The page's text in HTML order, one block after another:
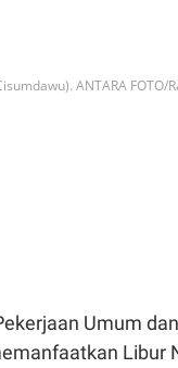
ANTARA FOTO/
Umum
Libur